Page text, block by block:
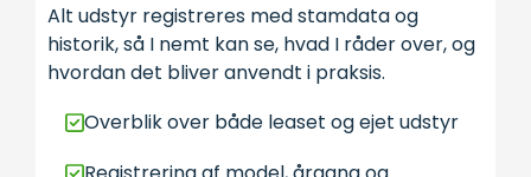
Alt udstyr registreres med stamdata og
historik, så I nemt kan se, hvad I råder over, og
hvordan det bliver anvendt i praksis.
Overblik over både leaset og ejet udstyr